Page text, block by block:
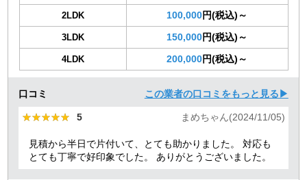
2LDK 100,000円(税込)～
3LDK 150,000円(税込)～
4LDK 200,000円(税込)～
口コミ この業者の口コミをもっと見る▶
★★★★★
★★★★★ 5 まめちゃん(2024/11/05)
見積から半日で片付いて、とても助かりました。 対応も
とても丁寧で好印象でした。 ありがとうございました。